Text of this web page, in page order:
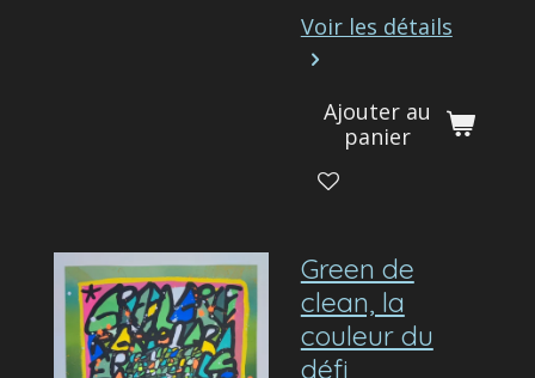
Voir les détails
Ajouter au
panier
Green de
clean, la
couleur du
défi